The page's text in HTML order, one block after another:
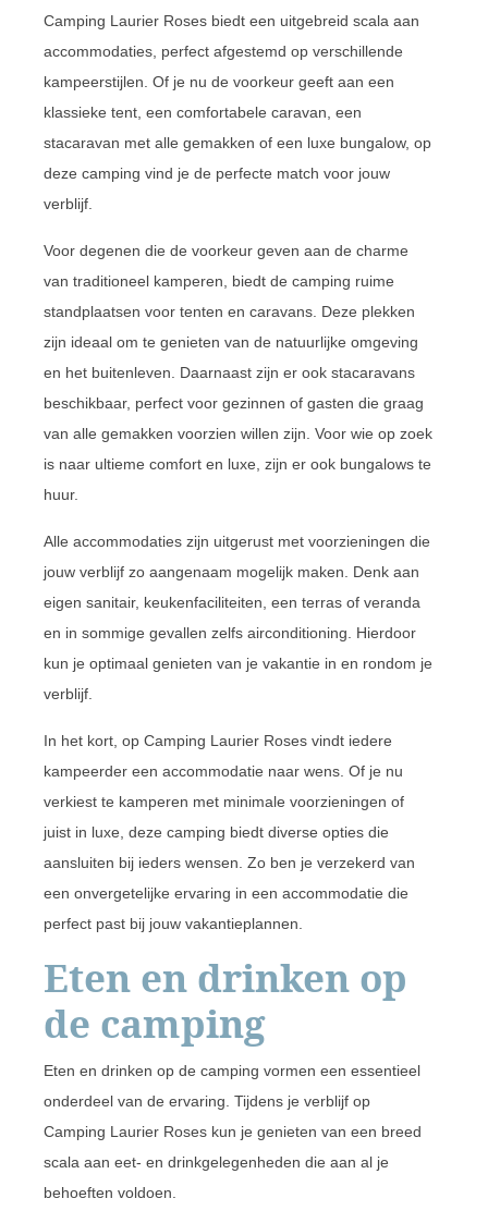
Camping Laurier Roses biedt een uitgebreid scala aan
accommodaties, perfect afgestemd op verschillende
kampeerstijlen. Of je nu de voorkeur geeft aan een
klassieke tent, een comfortabele caravan, een
stacaravan met alle gemakken of een luxe bungalow, op
deze camping vind je de perfecte match voor jouw
verblijf.
Voor degenen die de voorkeur geven aan de charme
van traditioneel kamperen, biedt de camping ruime
standplaatsen voor tenten en caravans. Deze plekken
zijn ideaal om te genieten van de natuurlijke omgeving
en het buitenleven. Daarnaast zijn er ook stacaravans
beschikbaar, perfect voor gezinnen of gasten die graag
van alle gemakken voorzien willen zijn. Voor wie op zoek
is naar ultieme comfort en luxe, zijn er ook bungalows te
huur.
Alle accommodaties zijn uitgerust met voorzieningen die
jouw verblijf zo aangenaam mogelijk maken. Denk aan
eigen sanitair, keukenfaciliteiten, een terras of veranda
en in sommige gevallen zelfs airconditioning. Hierdoor
kun je optimaal genieten van je vakantie in en rondom je
verblijf.
In het kort, op Camping Laurier Roses vindt iedere
kampeerder een accommodatie naar wens. Of je nu
verkiest te kamperen met minimale voorzieningen of
juist in luxe, deze camping biedt diverse opties die
aansluiten bij ieders wensen. Zo ben je verzekerd van
een onvergetelijke ervaring in een accommodatie die
perfect past bij jouw vakantieplannen.
Eten en drinken op
de camping
Eten en drinken op de camping vormen een essentieel
onderdeel van de ervaring. Tijdens je verblijf op
Camping Laurier Roses kun je genieten van een breed
scala aan eet- en drinkgelegenheden die aan al je
behoeften voldoen.